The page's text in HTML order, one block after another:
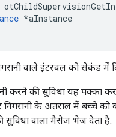
*aInstance
वाले इंटरवल को सेकंड में
करने की सुविधा यह पक्का
के अंतराल में बच्चे को
सुविधा वाला मैसेज भेज देता है.